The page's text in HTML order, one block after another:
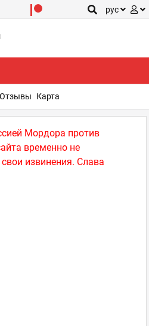
рус
Мордора против
временно не
извинения. Слава
Отзывы Карта